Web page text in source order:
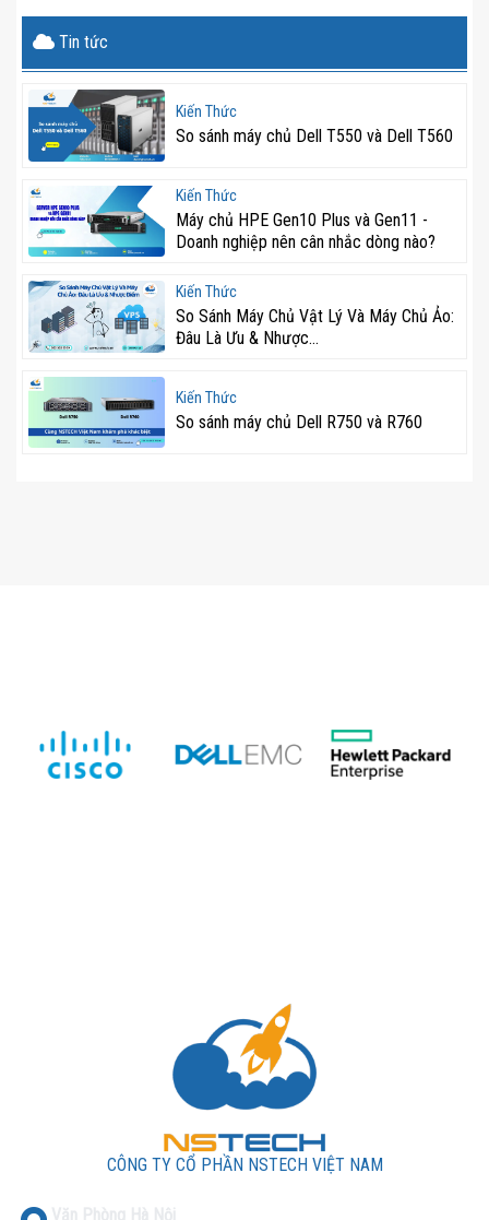
Tin tức
Kiến Thức
So sánh máy chủ Dell T550 và Dell T560
Kiến Thức
Máy chủ HPE Gen10 Plus và Gen11 -
Doanh nghiệp nên cân nhắc dòng nào?
Kiến Thức
So Sánh Máy Chủ Vật Lý Và Máy Chủ Ảo:
Đâu Là Ưu & Nhược...
Kiến Thức
So sánh máy chủ Dell R750 và R760
CÔNG TY CỔ PHẦN NSTECH VIỆT NAM